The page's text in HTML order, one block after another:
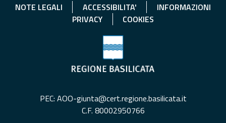
NOTE LEGALI ACCESSIBILITA'
INFORMAZIONI
PRIVACY
COOKIES
PEC: AOO-giunta@cert.regione.basilicata.it
C.F. 80002950766